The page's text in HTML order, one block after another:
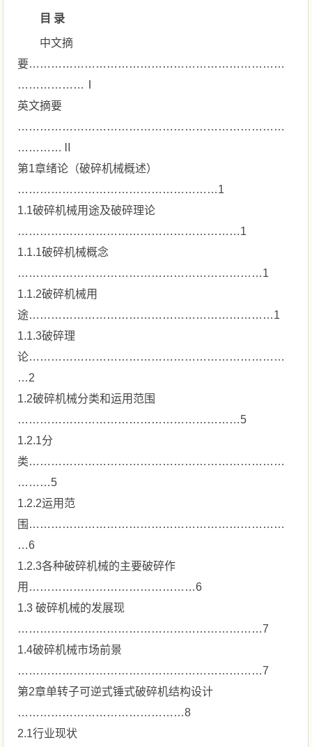
目 录
中文摘
要……………………………………………………………
………………Ⅰ
英文摘要
………………………………………………………………
…………Ⅱ
第1章绪论（破碎机械概述）
………………………………………………1
1.1破碎机械用途及破碎理论
……………………………………………………1
1.1.1破碎机械概念
…………………………………………………………1
1.1.2破碎机械用
途…………………………………………………………1
1.1.3破碎理
论……………………………………………………………
…2
1.2破碎机械分类和运用范围
……………………………………………………5
1.2.1分
类……………………………………………………………
………5
1.2.2运用范
围……………………………………………………………
…6
1.2.3各种破碎机械的主要破碎作
用………………………………………6
1.3 破碎机械的发展现
…………………………………………………………7
1.4破碎机械市场前景
…………………………………………………………7
第2章单转子可逆式锤式破碎机结构设计
………………………………………8
2.1行业现状